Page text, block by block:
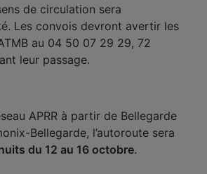
de circulation sera
Les convois devront avertir les
au 04 50 07 29 29, 72
leur passage.
APRR à partir de Bellegarde
Bellegarde, l’autoroute sera
du 12 au 16 octobre.